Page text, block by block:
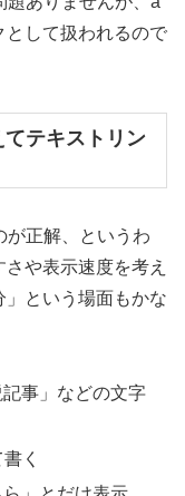
として扱われるので
テキストリン
が正解、というわ
や表示速度を考え
」という場面もかな
事」などの文字
く